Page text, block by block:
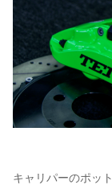
キャリパーのポッ